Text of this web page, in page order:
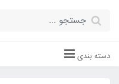
دسته بندی